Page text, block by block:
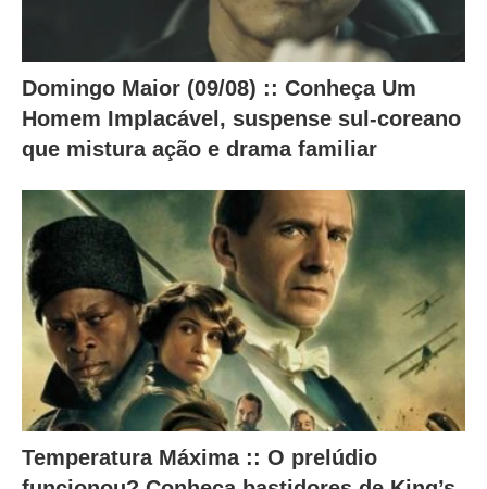
b
a
x
o
.
Domingo Maior (09/08) :: Conheça Um
Homem Implacável, suspense sul-coreano
que mistura ação e drama familiar
Temperatura Máxima :: O prelúdio